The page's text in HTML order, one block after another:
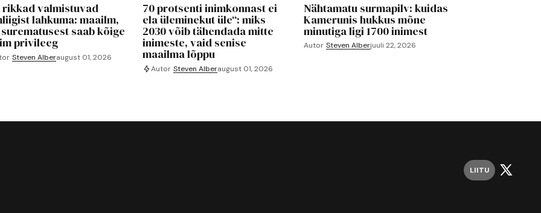
rikkad valmistuvad
lahkuma: maailm,
saab kõige
privileeg
Steven Alberaugust 01, 2026
70 protsenti inimkonnast ei
ela üleminekut üle“: miks
2030 võib tähendada mitte
inimeste, vaid senise
maailma lõppu
Autor Steven Alberaugust 01, 2026
Nähtamatu surmapilv: kuidas
Kamerunis hukkus mõne
minutiga ligi 1700 inimest
Autor Steven Alberjuuli 22, 2026
LIITU